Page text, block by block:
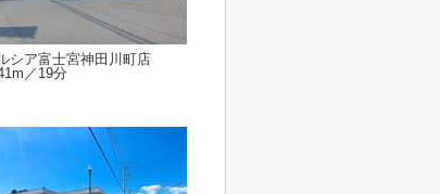
シア富士宮神田川町店
／19分